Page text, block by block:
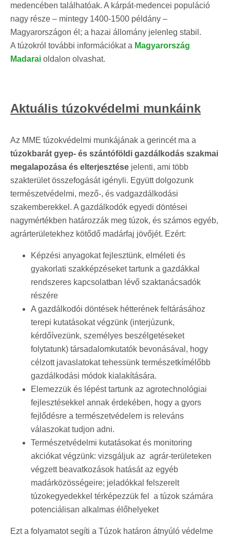
medencében találhatóak. A kárpát-medencei populáció
nagy része – mintegy 1400-1500 példány –
Magyarországon él; a hazai állomány jelenleg stabil.
A túzokról további információkat a Magyarország
Madarai oldalon olvashat.
Aktuális túzokvédelmi munkáink
Az MME túzokvédelmi munkájának a gerincét ma a
túzokbarát gyep- és szántóföldi gazdálkodás szakmai
megalapozása és elterjesztése jelenti, ami több
szakterület összefogását igényli. Együtt dolgozunk
természetvédelmi, mező-, és vadgazdálkodási
szakemberekkel. A gazdálkodók egyedi döntései
nagymértékben határozzák meg túzok, és számos egyéb,
agrárterületekhez kötődő madárfaj jövőjét. Ezért:
Képzési anyagokat fejlesztünk, elméleti és
gyakorlati szakképzéseket tartunk a gazdákkal
rendszeres kapcsolatban lévő szaktanácsadók
részére
​A gazdálkodói döntések hétterének feltárásához
terepi kutatásokat végzünk (interjúzunk,
kérdőívezünk, személyes beszélgetéseket
folytatunk) társadalomkutatók bevonásával, hogy
célzott javaslatokat tehessünk természetkímélőbb
gazdálkodási módok kialakítására.
Elemezzük és lépést tartunk az agrotechnológiai
fejlesztésekkel annak érdekében, hogy a gyors
fejlődésre a természetvédelem is releváns
válaszokat tudjon adni.
Természetvédelmi kutatásokat és monitoring
akciókat végzünk: vizsgáljuk az agrár-területeken
végzett beavatkozások hatását az egyéb
madárközösségeire; jeladókkal felszerelt
túzokegyedekkel térképezzük fel a túzok számára
potenciálisan alkalmas élőhelyeket
Ezt a folyamatot segíti a Túzok határon átnyúló védelme